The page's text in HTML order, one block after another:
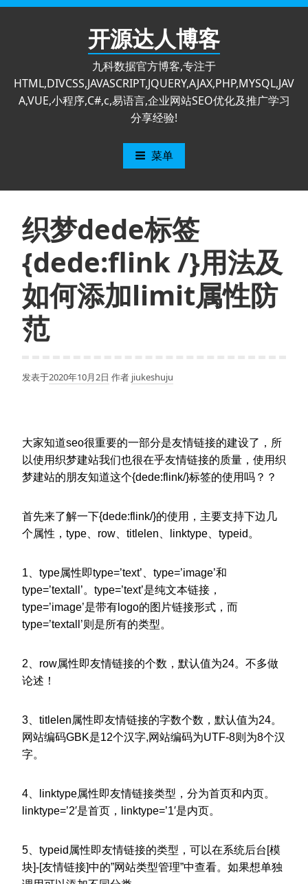
跳
开源达人博客
九科数据官方博客,专注于
HTML,DIVCSS,JAVASCRIPT,JQUERY,AJAX,PHP,MYSQL,JAV
A,VUE,小程序,C#,c,易语言,企业网站SEO优化及推广学习
分享经验!
菜单
织梦dede标签
{dede:flink /}用法及
如何添加limit属性防
范
发表于2020年10月2日 作者 jiukeshuju
大家知道seo很重要的一部分是友情链接的建设了，所
以使用织梦建站我们也很在乎友情链接的质量，使用织
梦建站的朋友知道这个{dede:flink/}标签的使用吗？？
首先来了解一下{dede:flink/}的使用，主要支持下边几
个属性，type、row、titlelen、linktype、typeid。
1、type属性即type=’text’、type=’image’和
type=’textall’。type=’text’是纯文本链接，
type=’image’是带有logo的图片链接形式，而
type=’textall’则是所有的类型。
2、row属性即友情链接的个数，默认值为24。不多做
论述！
3、titlelen属性即友情链接的字数个数，默认值为24。
网站编码GBK是12个汉字,网站编码为UTF-8则为8个汉
字。
4、linktype属性即友情链接类型，分为首页和内页。
linktype=’2′是首页，linktype=’1′是内页。
5、typeid属性即友情链接的类型，可以在系统后台[模
块]-[友情链接]中的”网站类型管理”中查看。如果想单独